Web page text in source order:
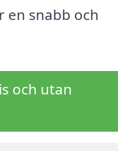
en snabb och
och utan